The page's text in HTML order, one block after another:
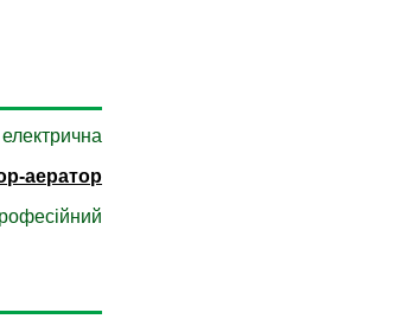
електрична
аератор